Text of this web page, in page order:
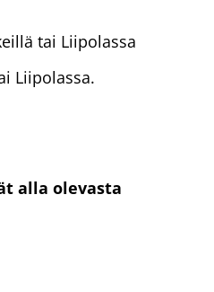
tai Liipolassa
Liipolassa.
alla olevasta